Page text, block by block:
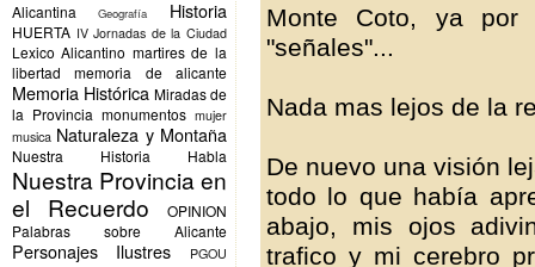
Alicantina Geografía Historia
HUERTA IV Jornadas de la Ciudad
Lexico Alicantino martires de la
libertad
memoria de alicante
Memoria Histórica Miradas de
la Provincia monumentos mujer
musica Naturaleza y Montaña
Nuestra Historia Habla
Nuestra Provincia en
el Recuerdo
OPINION
Palabras sobre Alicante
Personajes Ilustres PGOU
Monte Coto, ya
"señales"...
Nada mas lejos de la
De nuevo una visión
todo lo que había
abajo, mis ojos
trafico y mi cerebro